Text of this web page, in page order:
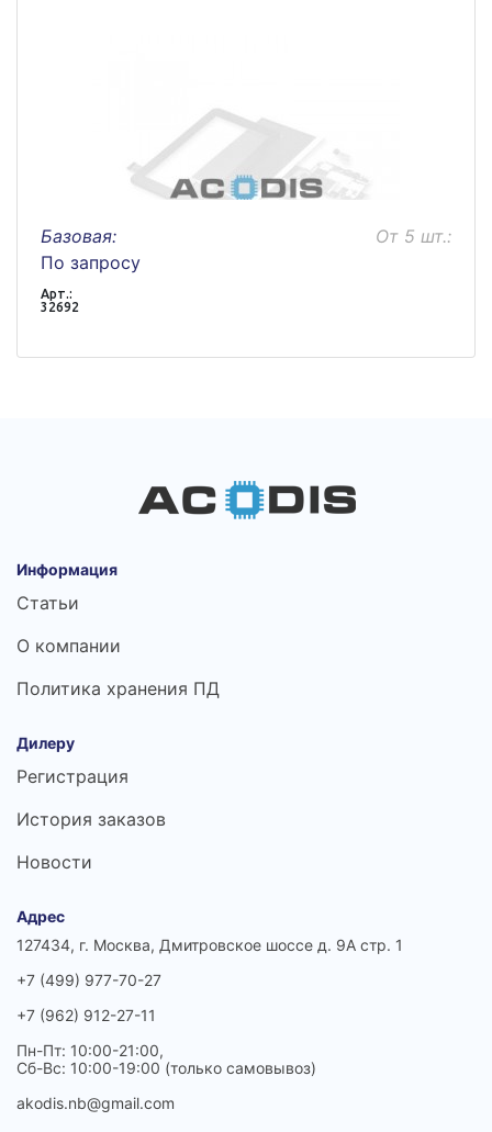
Базовая:
По запросу
От 5 шт.:
Арт.:
32692
Информация
Статьи
О компании
Политика хранения ПД
Дилеру
Регистрация
История заказов
Новости
Адрес
127434, г. Москва, Дмитровское шоссе д. 9А стр. 1
+7 (499) 977-70-27
+7 (962) 912-27-11
Пн-Пт: 10:00-21:00,
Сб-Вс: 10:00-19:00 (только самовывоз)
akodis.nb@gmail.com